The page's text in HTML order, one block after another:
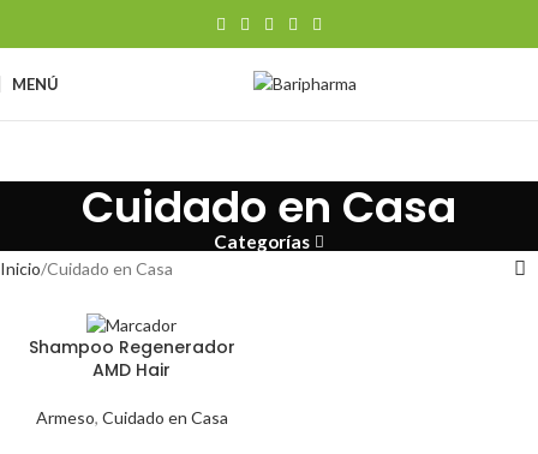
MENÚ
Cuidado en Casa
Categorías
Inicio Cuidado en Casa
Shampoo Regenerador
AMD Hair
Armeso, Cuidado en Casa